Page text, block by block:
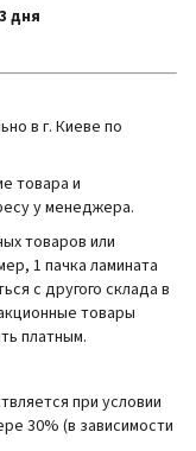
дня
в г. Киеве по
товара и
у менеджера.
товаров или
1 пачка ламината
с другого склада в
товары
платным.
при условии
30% (в зависимости